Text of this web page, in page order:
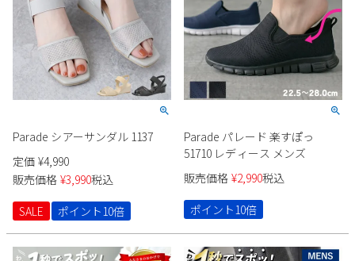
Parade シアーサンダル 1137
定価 ¥4,990
販売価格 ¥3,990税込
SALE
ポイント10倍
Parade パレード 楽すぽっ
51710 レディース メンズ
販売価格 ¥2,990税込
ポイント10倍